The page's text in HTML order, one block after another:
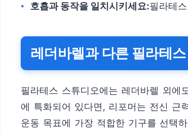
호흡과 동작을 일치시키세요:필라테
레더바렐과 다른 필라테
필라테스 스튜디오에는 레더바렐 외에
에 특화되어 있다면, 리포머는 전신 근
운동 목표에 가장 적합한 기구를 선택